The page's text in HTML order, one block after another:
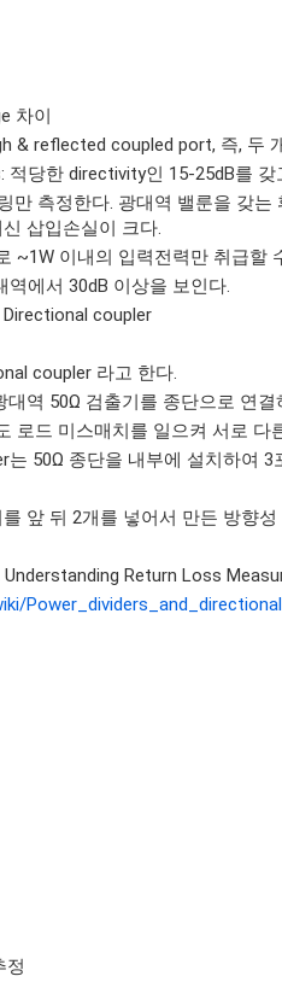
차이
& reflected coupled port, 즉, 두
당한 directivity인 15-25dB를 갖
만 측정한다. 광대역 밸룬을 갖
삽입손실이 크다.
~1W 이내의 입력전력만 취급할
에서 30dB 이상을 보인다.
coupler
coupler 라고 한다.
역 50Ω 검출기를 종단으로 연결
로드 미스매치를 일으켜 서로 다
는 50Ω 종단을 내부에 설치하여 3
앞 뒤 2개를 넣어서 만든 방향성
Return Loss
정